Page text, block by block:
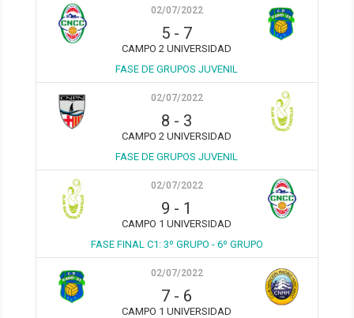
02/07/2022
5 - 7
CAMPO 2 UNIVERSIDAD
FASE DE GRUPOS JUVENIL
02/07/2022
8 - 3
CAMPO 2 UNIVERSIDAD
FASE DE GRUPOS JUVENIL
02/07/2022
9 - 1
CAMPO 1 UNIVERSIDAD
FASE FINAL C1: 3º GRUPO - 6º GRUPO
02/07/2022
7 - 6
CAMPO 1 UNIVERSIDAD